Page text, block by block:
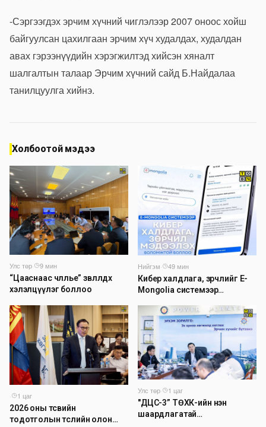
-Сэргээгдэх эрчим хүчний чиглэлээр 2007 оноос хойш
байгуулсан цахилгаан эрчим хүч худалдах, худалдан
авах гэрээнүүдийн хэрэгжилтэд хийсэн хяналт
шалгалтын талаар Эрчим хүчний сайд Б.Найдалаа
танилцуулга хийнэ.
Холбоотой мэдээ
Улс төр·
9 мин
“Цааснаас чөлөөлье” зөвлөлдөх
хэлэлцүүлэг боллоо
Нийгэм·
49 мин
Кибер халдлага, зөрчлийг E-
Mongolia системээр
боломжтой боллоо
·
1 цаг
2026 оны төсвийн
тодотголын төслийн олон
Улс төр·
1 цаг
"ДЦС-3” ТӨХК-ийн нэн
шаардлагатай